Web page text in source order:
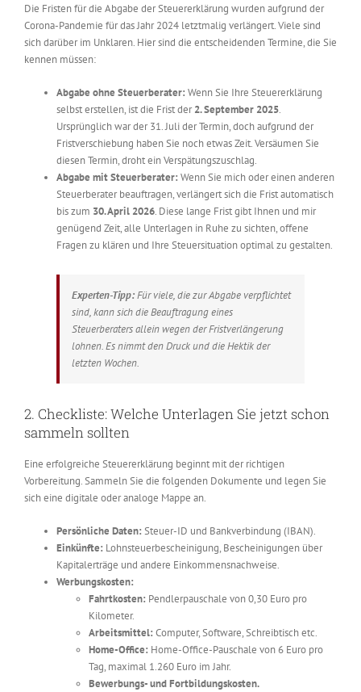
Die Fristen für die Abgabe der Steuererklärung wurden aufgrund der
Corona-Pandemie für das Jahr 2024 letztmalig verlängert. Viele sind
sich darüber im Unklaren. Hier sind die entscheidenden Termine, die Sie
kennen müssen:
Abgabe ohne Steuerberater: Wenn Sie Ihre Steuererklärung
selbst erstellen, ist die Frist der2. September 2025.
Ursprünglich war der 31. Juli der Termin, doch aufgrund der
Fristverschiebung haben Sie noch etwas Zeit. Versäumen Sie
diesen Termin, droht ein Verspätungszuschlag.
Abgabe mit Steuerberater: Wenn Sie mich oder einen anderen
Steuerberater beauftragen, verlängert sich die Frist automatisch
bis zum 30. April 2026. Diese lange Frist gibt Ihnen und mir
genügend Zeit, alle Unterlagen in Ruhe zu sichten, offene
Fragen zu klären und Ihre Steuersituation optimal zu gestalten.
Experten-Tipp:Für viele, die zur Abgabe verpflichtet
sind, kann sich die Beauftragung eines
Steuerberaters allein wegen der Fristverlängerung
lohnen. Es nimmt den Druck und die Hektik der
letzten Wochen.
2. Checkliste: Welche Unterlagen Sie jetzt schon
sammeln sollten
Eine erfolgreiche Steuererklärung beginnt mit der richtigen
Vorbereitung. Sammeln Sie die folgenden Dokumente und legen Sie
sich eine digitale oder analoge Mappe an.
Persönliche Daten: Steuer-ID und Bankverbindung (IBAN).
Einkünfte: Lohnsteuerbescheinigung, Bescheinigungen über
Kapitalerträge und andere Einkommensnachweise.
Werbungskosten:
Fahrtkosten: Pendlerpauschale von 0,30 Euro pro
Kilometer.
Arbeitsmittel: Computer, Software, Schreibtisch etc.
Home-Office: Home-Office-Pauschale von 6 Euro pro
Tag, maximal 1.260 Euro im Jahr.
Bewerbungs- und Fortbildungskosten.